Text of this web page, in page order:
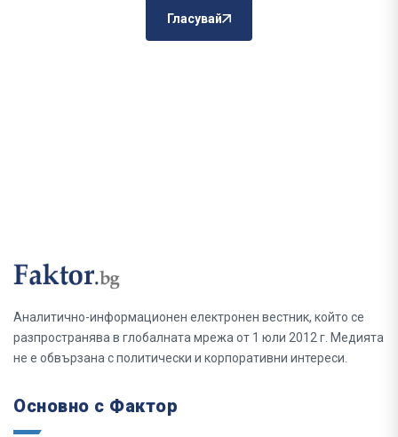
Гласувай
Аналитично-информационен електронен вестник, който се
разпространява в глобалната мрежа от 1 юли 2012 г. Медията
не е обвързана с политически и корпоративни интереси.
Основно с Фактор